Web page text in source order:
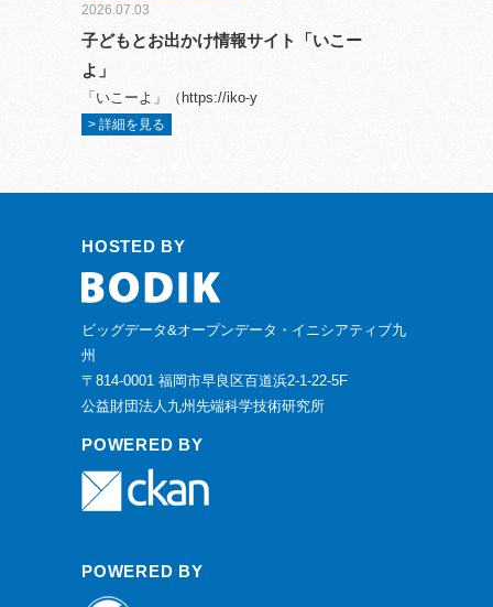
2026.07.03
子どもとお出かけ情報サイト「いこー
よ」
「いこーよ」（https://iko-y
> 詳細を見る
HOSTED BY
ビッグデータ&オープンデータ・イニシアティブ九
州
〒814-0001 福岡市早良区百道浜2-1-22-5F
公益財団法人九州先端科学技術研究所
POWERED BY
POWERED BY